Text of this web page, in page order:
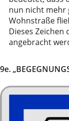
nun nicht mehr
Wohnstraße
Dieses
angebracht
9e.